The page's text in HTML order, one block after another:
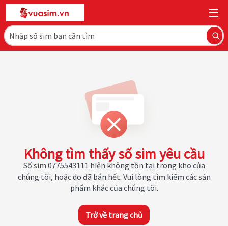
Không tìm thấy số sim yêu cầu
Số sim 0775543111 hiện không tồn tại trong kho của
chúng tôi, hoặc do đã bán hết. Vui lòng tìm kiếm các sản
phẩm khác của chúng tôi.
Trở về trang chủ